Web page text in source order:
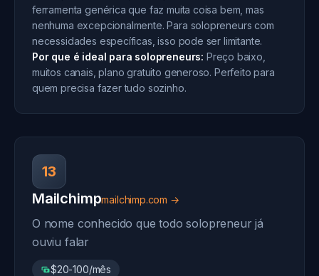
ferramenta genérica que faz muita coisa bem, mas
nenhuma excepcionalmente. Para solopreneurs com
necessidades específicas, isso pode ser limitante.
Por que é ideal para solopreneurs: Preço baixo,
muitos canais, plano gratuito generoso. Perfeito para
quem precisa fazer tudo sozinho.
13
Mailchimpmailchimp.com →
O nome conhecido que todo solopreneur já
ouviu falar
$20-100/mês